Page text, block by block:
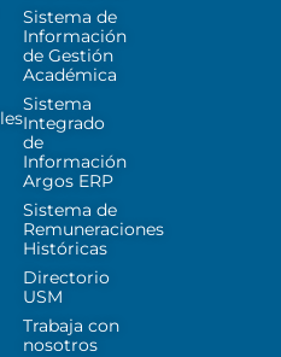
Sistema de
Información
de Gestión
Académica
Sistema
Integrado
de
Información
Argos ERP
Sistema de
Remuneraciones
Históricas
Directorio
USM
Trabaja con
nosotros